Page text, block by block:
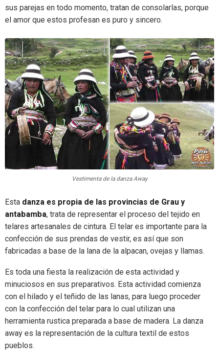
sus parejas en todo momento, tratan de consolarlas, porque
el amor que estos profesan es puro y sincero.
Vestimenta de la danza Away
Esta danza es propia de las provincias de Grau y
antabamba, trata de representar el proceso del tejido en
telares artesanales de cintura. El telar es importante para la
confección de sus prendas de vestir, es así que son
fabricadas a base de la lana de la alpacan, ovejas y llamas.
Es toda una fiesta la realización de esta actividad y
minuciosos en sus preparativos. Esta actividad comienza
con el hilado y el teñido de las lanas, para luego proceder
con la confección del telar para lo cual utilizan una
herramienta rustica preparada a base de madera. La danza
away es la representación de la cultura textil de estos
pueblos.